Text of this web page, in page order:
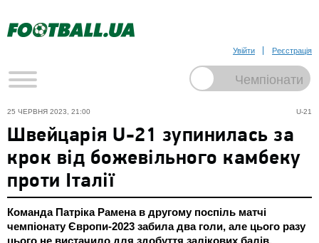
Увійти Реєстрація
U-21
25 ЧЕРВНЯ 2023, 21:00
Швейцарія U-21 зупинилась за
крок від божевільного камбеку
проти Італії
Команда Патріка Рамена в другому поспіль матчі
чемпіонату Європи-2023 забила два голи, але цього разу
цього не вистачило для здобуття залікових балів.